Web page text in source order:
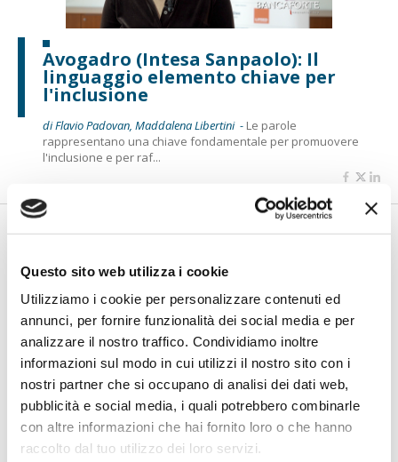
Questo sito web utilizza i cookie
Utilizziamo i cookie per personalizzare contenuti ed
annunci, per fornire funzionalità dei social media e per
analizzare il nostro traffico. Condividiamo inoltre
informazioni sul modo in cui utilizzi il nostro sito con i
nostri partner che si occupano di analisi dei dati web,
pubblicità e social media, i quali potrebbero combinarle
con altre informazioni che hai fornito loro o che hanno
raccolto dal tuo utilizzo dei loro servizi.
Avogadro (Intesa Sanpaolo): Il
linguaggio elemento chiave per
l'inclusione
di Flavio Padovan, Maddalena Libertini - Le parole
rappresentano una chiave fondamentale per promuovere
l'inclusione e per raf...
Di Palma (BCC San Marzano):
Aiutiamo i talenti a crescere nel
nostro territorio